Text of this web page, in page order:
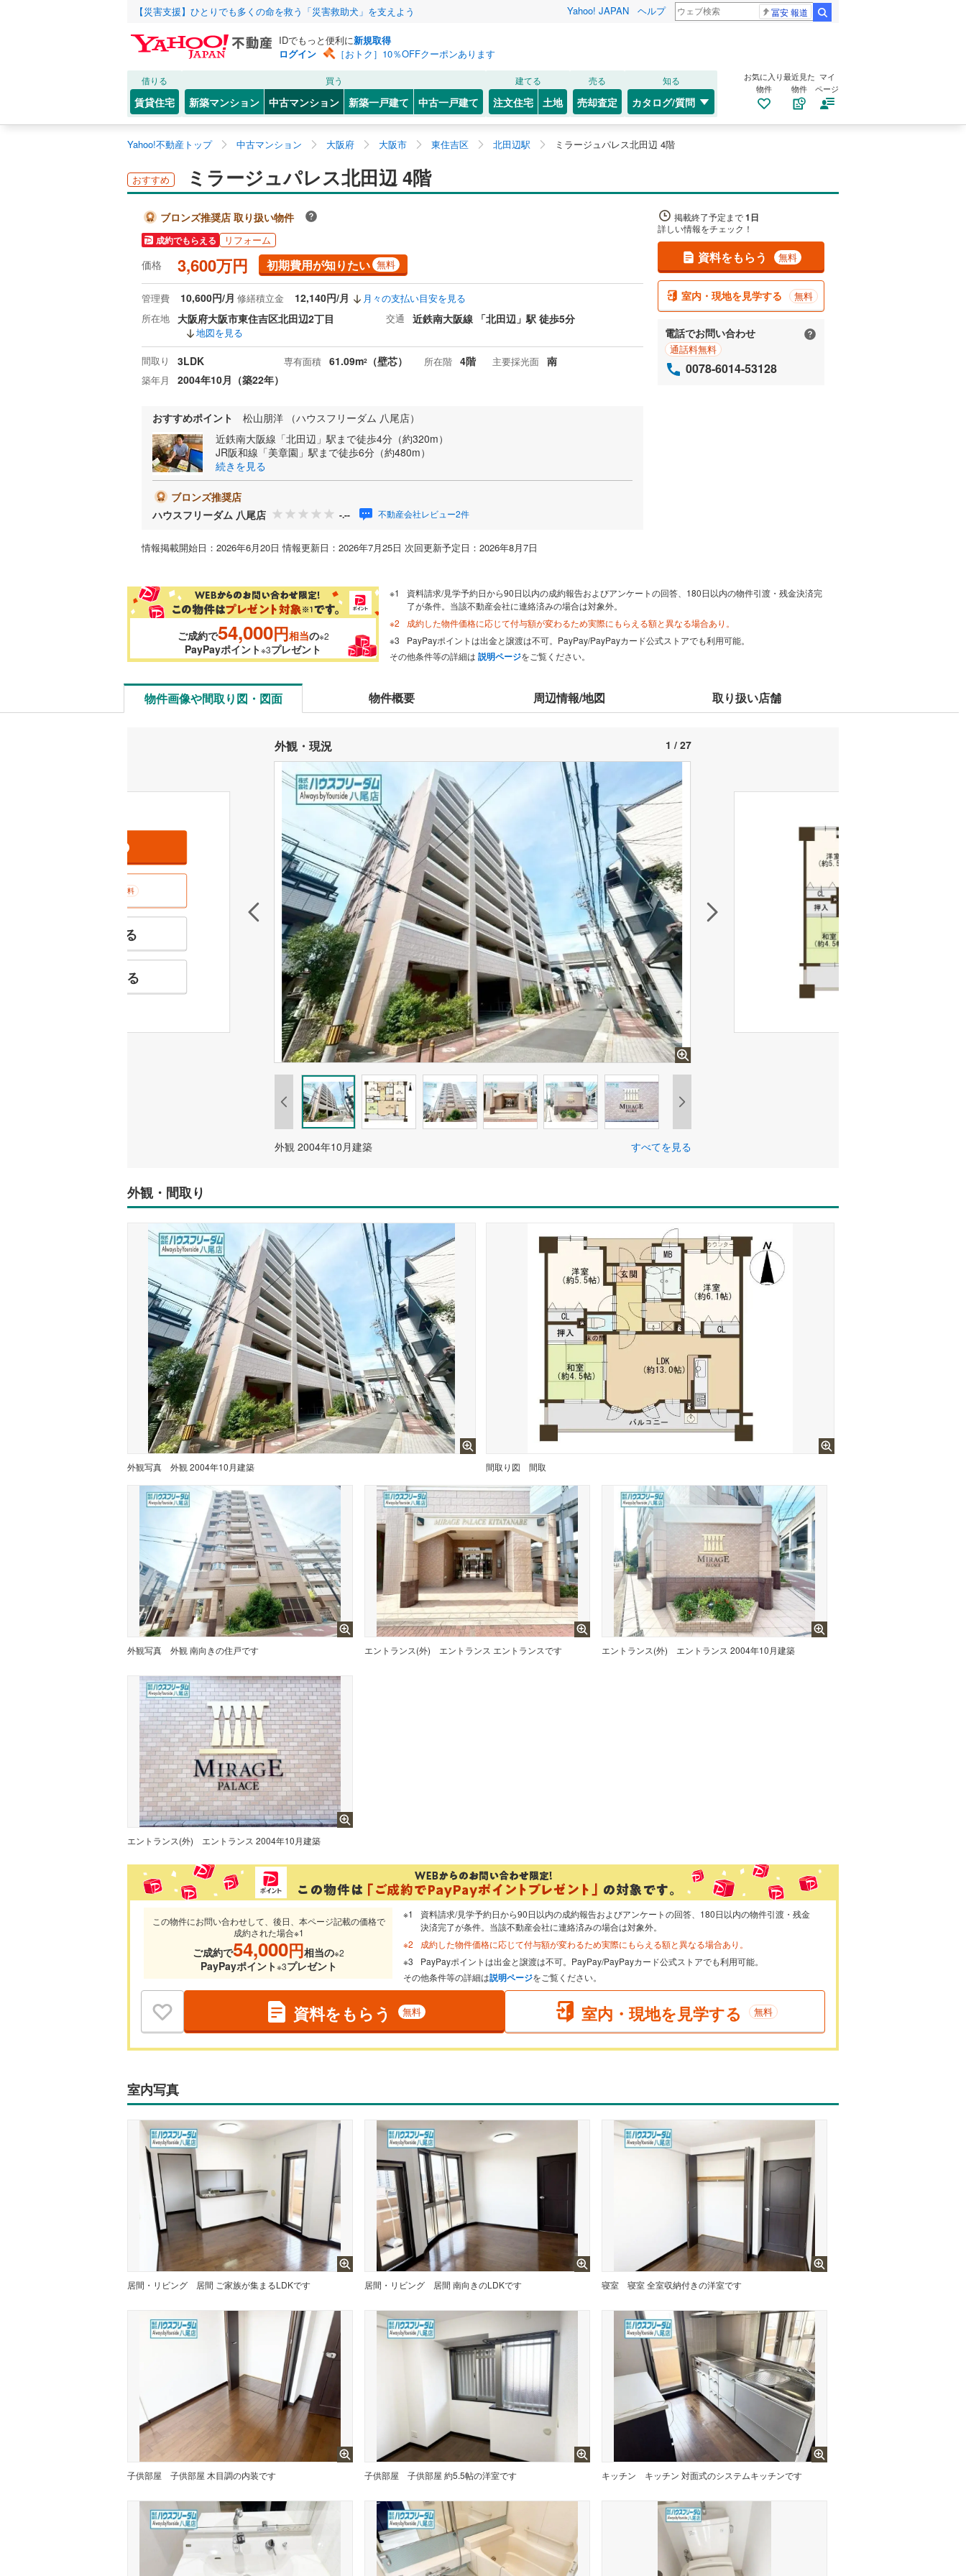
【災害支援】ひとりでも多くの命を救う「災害救助犬」を支えよう Yahoo! JAPAN ヘルプ 冨安 報道
IDでもっと便利に新規取得
ログイン
［おトク］10％OFFクーポンあります
借りる
賃貸住宅
買う
新築マンション 中古マンション 新築一戸建て 中古一戸建て
建てる
注文住宅 土地
売る
売却査定
知る
カタログ/質問
お気に入り
物件
最近見た
物件
マイ
ページ
Yahoo!不動産トップ 中古マンション 大阪府 大阪市 東住吉区 北田辺駅 ミラージュパレス北田辺 4階
おすすめ ミラージュパレス北田辺 4階
ブロンズ推奨店 取り扱い物件
成約でもらえる リフォーム
価格 3,600万円 初期費用が知りたい 無料
管理費 10,600円/月 修繕積立金 12,140円/月
月々の支払い目安を見る
所在地
大阪府大阪市東住吉区北田辺2丁目
地図を見る
交通 近鉄南大阪線 「北田辺」駅 徒歩5分
間取り 3LDK 専有面積 61.09m2 （壁芯） 所在階 4階 主要採光面 南
築年月 2004年10月（築22年）
おすすめポイント
松山朋洋 （ハウスフリーダム 八尾店）
近鉄南大阪線「北田辺」駅まで徒歩4分（約320m）
JR阪和線「美章園」駅まで徒歩6分（約480m）
続きを見る
ブロンズ推奨店
ハウスフリーダム 八尾店
-.-- 不動産会社レビュー2件
情報掲載開始日：2026年6月20日 情報更新日：2026年7月25日 次回更新予定日：2026年8月7日
掲載終了予定まで1日
詳しい情報をチェック！
資料をもらう 無料
室内・現地を見学する 無料
電話でお問い合わせ
通話料無料
0078-6014-53128
ご成約で54,000円相当の※2
PayPayポイント※3プレゼント
資料請求/見学予約日から90日以内の成約報告およびアンケートの回答、180日以内の物件引渡・残金決済完
了が条件。当該不動産会社に連絡済みの場合は対象外。
成約した物件価格に応じて付与額が変わるため実際にもらえる額と異なる場合あり。
PayPayポイントは出金と譲渡は不可。PayPay/PayPayカード公式ストアでも利用可能。
その他条件等の詳細は 説明ページをご覧ください。
物件画像や間取り図・図面 物件概要 周辺情報/地図 取り扱い店舗
外観・現況 1 / 27
無料
特徴の似た物件を見る
お気に入りに追加する
外観 2004年10月建築 すべてを見る
外観・間取り
外観写真 外観 2004年10月建築 間取り図 間取
外観写真 外観 南向きの住戸です エントランス(外) エントランス エントランスです エントランス(外) エントランス 2004年10月建築
エントランス(外) エントランス 2004年10月建築
この物件にお問い合わせして、後日、本ページ記載の価格で
成約された場合※1
ご成約で54,000円相当の※2
PayPayポイント※3プレゼント
資料請求/見学予約日から90日以内の成約報告およびアンケートの回答、180日以内の物件引渡・残金
決済完了が条件。当該不動産会社に連絡済みの場合は対象外。
成約した物件価格に応じて付与額が変わるため実際にもらえる額と異なる場合あり。
PayPayポイントは出金と譲渡は不可。PayPay/PayPayカード公式ストアでも利用可能。
その他条件等の詳細は説明ページをご覧ください。
資料をもらう 無料 室内・現地を見学する 無料
室内写真
居間・リビング 居間 ご家族が集まるLDKです 居間・リビング 居間 南向きのLDKです 寝室 寝室 全室収納付きの洋室です
子供部屋 子供部屋 木目調の内装です 子供部屋 子供部屋 約5.5帖の洋室です キッチン キッチン 対面式のシステムキッチンです